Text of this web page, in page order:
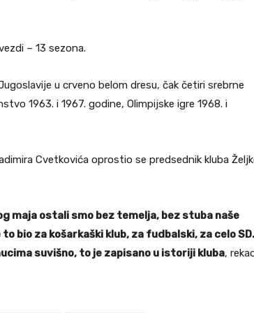
– 13 sezona.
u crveno belom dresu, čak četiri srebrne
1963. i 1967. godine, Olimpijske igre 1968. i
Cvetkovića oprostio se predsednik kluba
maja ostali smo bez temelja, bez stuba naše
bio za košarkaški klub, za fudbalski, za celo SD.
suvišno, to je zapisano u istoriji kluba,